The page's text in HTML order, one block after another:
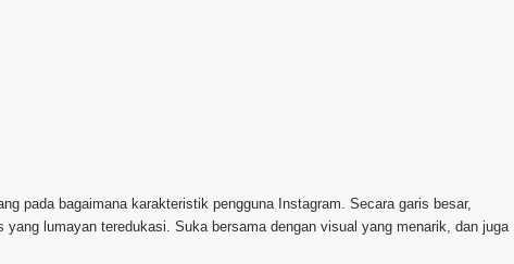
pada bagaimana karakteristik pengguna Instagram. Secara garis besar,
lumayan teredukasi. Suka bersama dengan visual yang menarik, dan juga